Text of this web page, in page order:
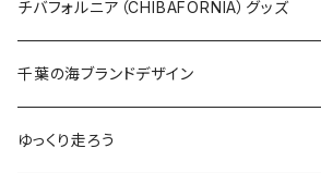
Tシャツ
キャップ
トートバッグ
缶バッジ
キーホルダー
クリアファイル
ステッカー
缶バッジ
キーホルダー
缶バッジ54mm
エコバッグ
JAGUARさんコラボグッズ
Tシャツ
サコッシュ
ステッカー
缶バッジ
クリアファイル
Tシャツ
キャップ
エコバッグ
チバフォルニア（CHIBAFORNIA）グッズ
Tシャツ
キャップ
千葉の海ブランドデザイン
Tシャツ
ゆっくり走ろう